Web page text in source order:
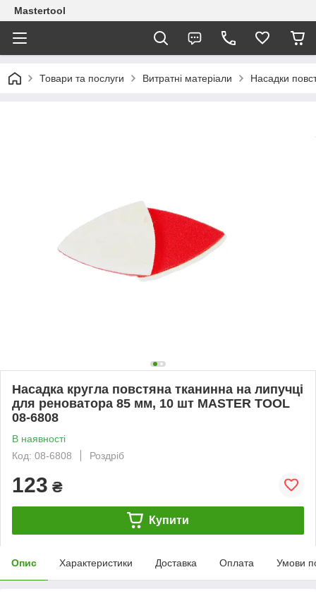
Mastertool
Товари та послуги Витратні матеріали Насадки
Насадка кругла повстяна тканинна на липучці
для реноватора 85 мм, 10 шт MASTER TOOL
08-6808
В наявності
Код: 08-6808
Роздріб
123 ₴
Купити
Опис Характеристики Доставка Оплата Умови